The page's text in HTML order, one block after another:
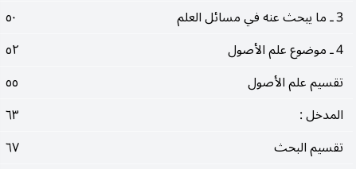
3 ـ ما يبحث عنه في مسائل العلم
٥٠
4 ـ موضوع علم الأصول
٥٢
تقسيم علم الأصول
٥٥
المدخل :
٦٣
تقسيم البحث
٦٧